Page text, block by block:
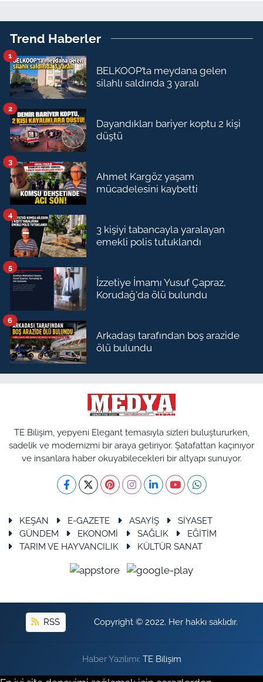
Trend Haberler
BELKOOP’ta meydana gelen
silahlı saldırıda 3 yaralı
1
Dayandıkları bariyer koptu 2 kişi
düştü
2
Ahmet Kargöz yaşam
mücadelesini kaybetti
3
3 kişiyi tabancayla yaralayan
emekli polis tutuklandı
4
İzzetiye İmamı Yusuf Çapraz,
Korudağ'da ölü bulundu
5
Arkadaşı tarafından boş arazide
ölü bulundu
6
TE Bilişim, yepyeni Elegant temasıyla sizleri buluştururken,
sadelik ve modernizmi bir araya getiriyor. Şatafattan kaçınıyor
ve insanlara haber okuyabilecekleri bir altyapı sunuyor.
KEŞAN E-GAZETE ASAYİŞ
SİYASET
GÜNDEM
EKONOMİ SAĞLIK
EĞİTİM
TARIM VE HAYVANCILIK
KÜLTÜR SANAT
RSS Copyright © 2022. Her hakkı saklıdır.
Haber Yazılımı: TE Bilişim